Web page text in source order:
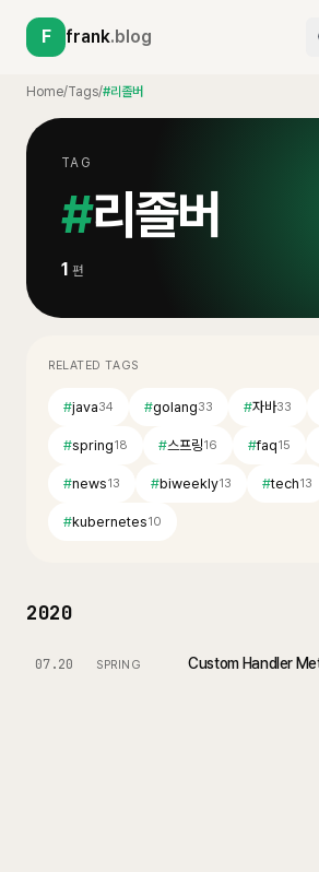
F frank.blog
Home/Tags/#리졸버
TAG
#리졸버
1 편
RELATED TAGS
#java34 #golang33 #자바33
#spring18 #스프링16 #faq15
#news13 #biweekly13 #tech13
#kubernetes10
2020
07.20 SPRING